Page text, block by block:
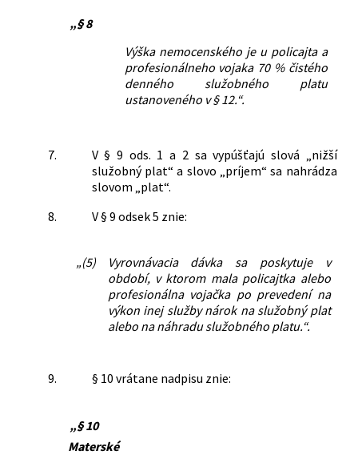
„§ 8
Výška nemocenského je u policajta a
profesionálneho vojaka 70 % čistého
denného služobného platu
ustanoveného v § 12.“.
7.
V § 9 ods. 1 a 2 sa vypúšťajú slová „nižší
služobný plat“ a slovo „príjem“ sa nahrádza
slovom „plat“.
8.
V § 9 odsek 5 znie:
„(5)
Vyrovnávacia dávka sa poskytuje v
období, v ktorom mala policajtka alebo
profesionálna vojačka po prevedení na
výkon inej služby nárok na služobný plat
alebo na náhradu služobného platu.“.
9. § 10 vrátane nadpisu znie:
„§ 10
Materské